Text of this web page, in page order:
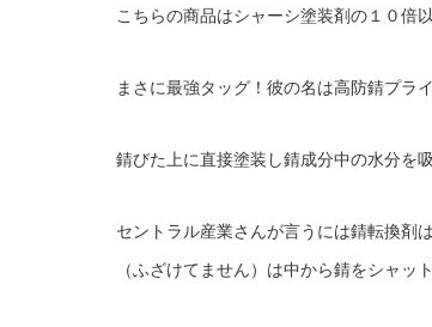
こちらの商品はシャーシ塗装剤の１０倍
まさに最強タッグ！彼の名は高防錆プラ
錆びた上に直接塗装し錆成分中の水分を
セントラル産業さんが言うには錆転換剤
（ふざけてません）は中から錆をシャッ